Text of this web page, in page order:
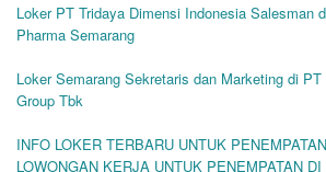
Loker PT Tridaya Dimensi Indonesia Salesman
Pharma Semarang
Loker Semarang Sekretaris dan Marketing di
Group Tbk
INFO LOKER TERBARU UNTUK
LOWONGAN KERJA UNTUK PENEMPATAN